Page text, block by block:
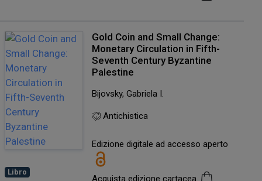
Libro
Gold Coin and Small Change:
Monetary Circulation in Fifth-
Seventh Century Byzantine
Palestine
Bijovsky, Gabriela I.
Antichistica
Edizione digitale ad accesso aperto